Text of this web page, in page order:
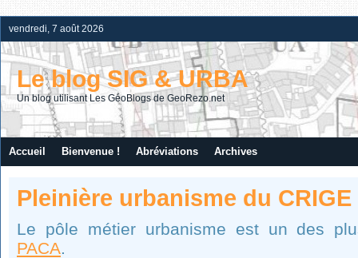
vendredi, 7 août 2026
Le blog SIG & URBA
Un blog utilisant Les GéoBlogs de GeoRezo.net
Accueil Bienvenue ! Abréviations Archives
Pleinière urbanisme du CRIGE
Le pôle métier urbanisme est un des
PACA.